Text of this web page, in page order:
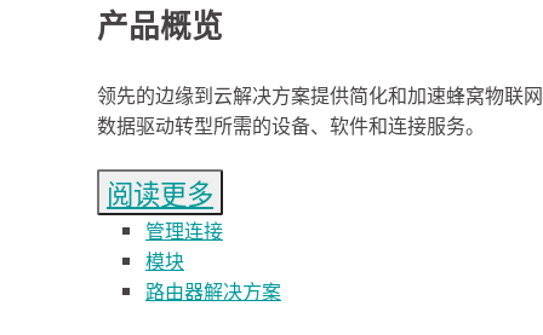
产品概览
领先的边缘到云解决方案提供简化和加速蜂窝物联网
数据驱动转型所需的设备、软件和连接服务。
阅读更多
管理连接
模块
路由器解决方案